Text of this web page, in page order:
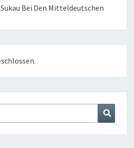
Bei Den Mitteldeutschen